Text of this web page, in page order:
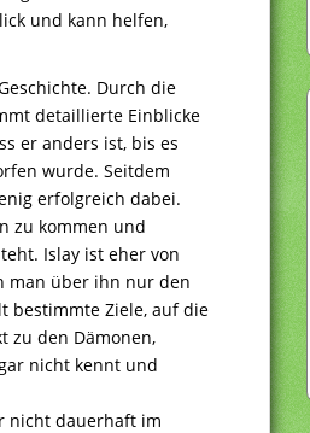
und kann helfen,
Durch die
detaillierte Einblicke
er anders ist, bis es
wurde. Seitdem
erfolgreich dabei.
zu kommen und
Islay ist eher von
man über ihn nur den
bestimmte Ziele, auf die
zu den Dämonen,
nicht kennt und
nicht dauerhaft im